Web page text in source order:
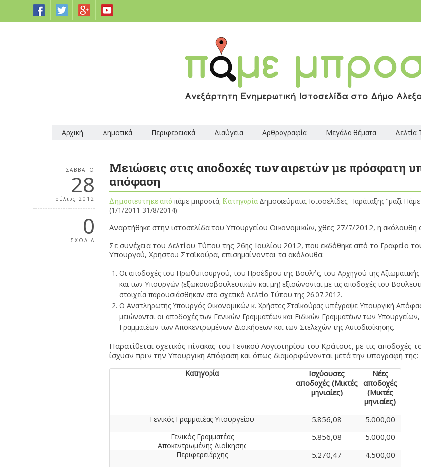
Αρχική Δημοτικά Περιφερειακά Διαύγεια Αρθρογραφία Μεγάλα θέματα Δελτία
ΣΆΒΒΑΤΟ
28
Ιούλιος 2012
0
ΣΧΟΛΙΑ
Μειώσεις στις αποδοχές των αιρετών με πρόσφατη
απόφαση
Δημοσιεύτηκε απόπάμε μπροστά, Κατηγορία Δημοσιεύματα, Ιστοσελίδες, Παράταξης "μαζί
(1/1/2011-31/8/2014)
Αναρτήθηκε στην ιστοσελίδα του Υπουργείου Οικονομικών, χθες 27/7/2012, η ακόλουθη
Σε συνέχεια του Δελτίου Τύπου της 26ης Ιουλίου 2012, που εκδόθηκε από το Γραφείο
Υπουργού, Χρήστου Σταϊκούρα, επισημαίνονται τα ακόλουθα:
Οι αποδοχές του Πρωθυπουργού, του Προέδρου της Βουλής, του Αρχηγού της Αξιωματικής
και των Υπουργών (εξωκοινοβουλευτικών και μη) εξισώνονται με τις αποδοχές του
στοιχεία παρουσιάσθηκαν στο σχετικό Δελτίο Τύπου της 26.07.2012.
Ο Αναπληρωτής Υπουργός Οικονομικών κ. Χρήστος Σταϊκούρας υπέγραψε Υπουργική
μειώνονται οι αποδοχές των Γενικών Γραμματέων και Ειδικών Γραμματέων των
Γραμματέων των Αποκεντρωμένων Διοικήσεων και των Στελεχών της Αυτοδιοίκησης.
Παρατίθεται σχετικός πίνακας του Γενικού Λογιστηρίου του Κράτους, με τις αποδοχές
ίσχυαν πριν την Υπουργική Απόφαση και όπως διαμορφώνονται μετά την υπογραφή της:
Κατηγορία
Ισχύουσες
αποδοχές (Μικτές
μηνιαίες)
Νέες
αποδοχές
(Μικτές
μηνιαίες)
Γενικός Γραμματέας Υπουργείου 5.856,08 5.000,00
Γενικός Γραμματέας
Αποκεντρωμένης Διοίκησης
5.856,08 5.000,00
Περιφερειάρχης 5.270,47 4.500,00